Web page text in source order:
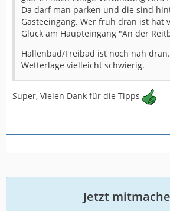
Da darf man parken und die sind
Gästeeingang. Wer früh dran ist hat
Glück am Haupteingang "An der
Hallenbad/Freibad ist noch nah
Wetterlage vielleicht schwierig.
Super, Vielen Dank für die Tipps
Jetzt